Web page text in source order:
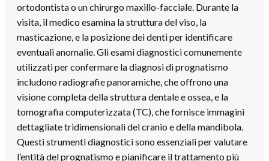
ortodontista o un chirurgo maxillo-facciale. Durante la
visita, il medico esamina la struttura del viso, la
masticazione, e la posizione dei denti per identificare
eventuali anomalie. Gli esami diagnostici comunemente
utilizzati per confermare la diagnosi di prognatismo
includono radiografie panoramiche, che offrono una
visione completa della struttura dentale e ossea, e la
tomografia computerizzata (TC), che fornisce immagini
dettagliate tridimensionali del cranio e della mandibola.
Questi strumenti diagnostici sono essenziali per valutare
l’entità del prognatismo e pianificare il trattamento più